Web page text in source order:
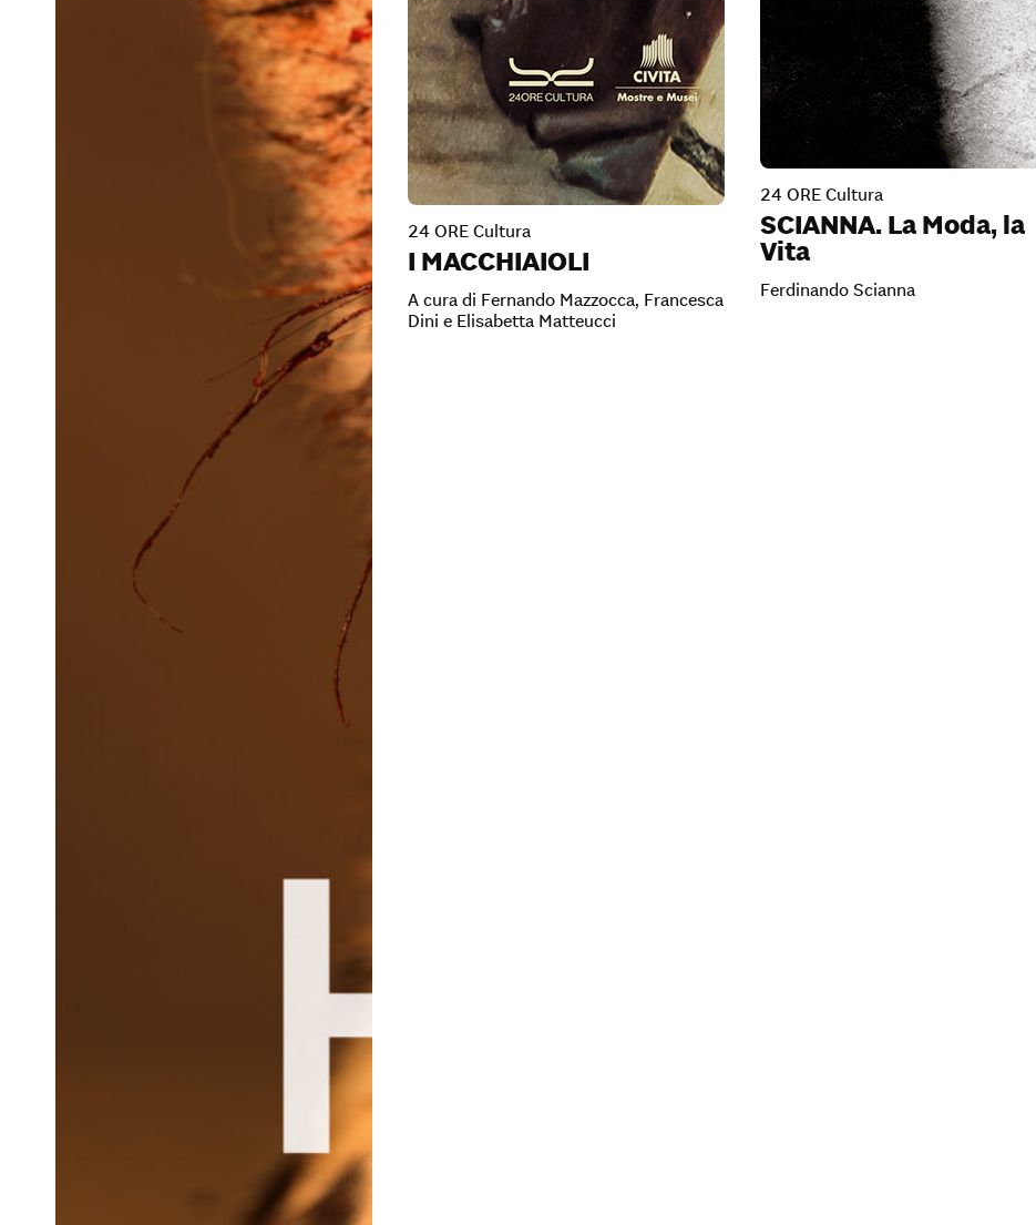
24 ORE Cultura
I MACCHIAIOLI
A cura di Fernando Mazzocca, Francesca
Dini e Elisabetta Matteucci
24 ORE Cultura
SCIANNA. La Moda, la
Vita
Ferdinando Scianna